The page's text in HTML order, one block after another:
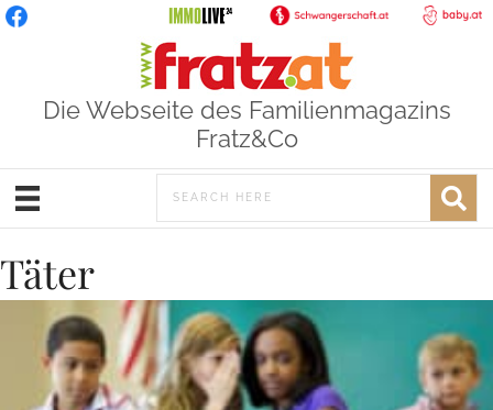
Die Webseite des Familienmagazins
Fratz&Co
Täter